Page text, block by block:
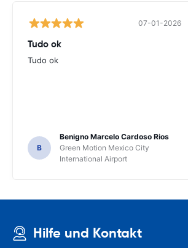
07-01-2026
Tudo ok
Tudo ok
B
Benigno Marcelo Cardoso Rios
Green Motion Mexico City
International Airport
Hilfe und Kontakt